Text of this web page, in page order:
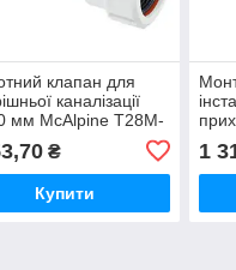
клапан для
каналізації
мм McAlpine T28M-
₴
Купити
1